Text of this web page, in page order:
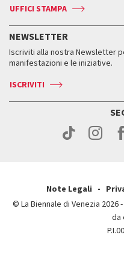
Press
Accrediti
Come raggiungerci
Accrediti
Come raggiungerci
Contatti
Press
Press
Edizioni passate
Orari e sedi
Biglietti
Servizi al pubblico
Come raggiungerci
Contatti
ASAC DATI
Storia
Orari e sedi
UFFICI STAMPA
NEWSLETTER
Iscriviti alla nostra Newsletter
manifestazioni e le iniziative.
ISCRIVITI
Note Legali
© La Biennale di Venezia
da